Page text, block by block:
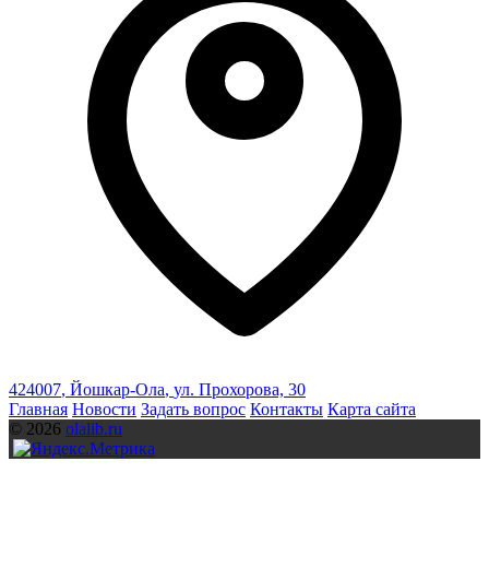
424007, Йошкар-Ола, ул. Прохорова, 30
Главная Новости Задать вопрос Контакты Карта сайта
© 2026 olalib.ru